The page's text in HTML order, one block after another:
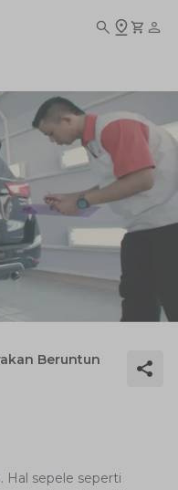
Beruntun
Hal sepele seperti